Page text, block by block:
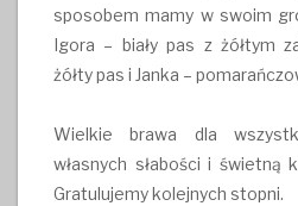
sposobem mamy w swoim
Igora – biały pas z żółtym
żółty pas i Janka –
Wielkie brawa dla
własnych słabości i świetną
Gratulujemy kolejnych stopni.